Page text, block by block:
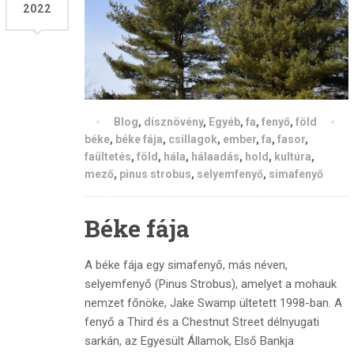
2022
Blog, dísznövény, Egyéb, fa, fenyő, föld
béke, béke fája, csillagok, ember, fa, fasor,
faültetés, föld , hála, hálaadás, hold , kultúra,
mező, pinus strobus, selyemfenyő, simafenyő
Béke fája
A béke fája egy simafenyő, más néven,
selyemfenyő (Pinus Strobus), amelyet a mohauk
nemzet főnöke, Jake Swamp ültetett 1998-ban. A
fenyő a Third és a Chestnut Street délnyugati
sarkán, az Egyesült Államok, Első Bankja